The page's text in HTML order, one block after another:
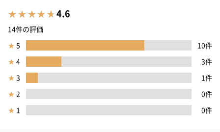
4.6
14件の評価
★ 5
10件
★ 4
3件
★ 3
1件
★ 2
0件
★ 1 0件